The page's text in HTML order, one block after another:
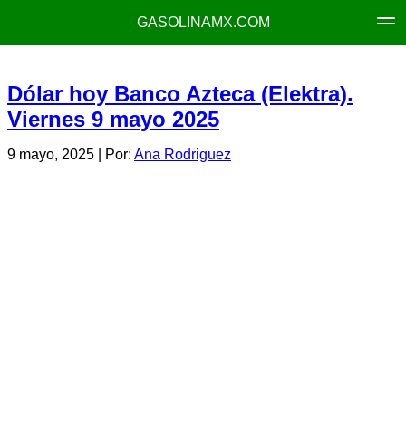
GASOLINAMX.COM
Dólar hoy Banco Azteca (Elektra).
Viernes 9 mayo 2025
9 mayo, 2025 | Por: Ana Rodriguez